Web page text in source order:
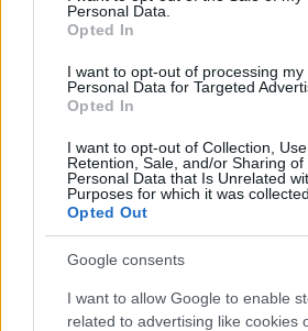
Personal Data.
Opted In
I want to opt-out of processing my
Personal Data for Targeted
Opted In
I want to opt-out of Collection, Use,
Retention, Sale, and/or Sharing of
Personal Data that Is Unrelated
Purposes for which it was collected.
Opted Out
Google consents
I want to allow Google to enable
related to advertising like cookies
Ιωάννα Τούνη: «Έβγαλα όλο το
νοσοκομείο με ορούς και